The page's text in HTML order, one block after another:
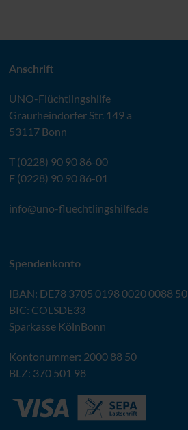
Anschrift
UNO-Flüchtlingshilfe
Graurheindorfer Str. 149 a
53117 Bonn
T (0228) 90 90 86-00
F (0228) 90 90 86-01
info@uno-fluechtlingshilfe.de
Spendenkonto
IBAN: DE78 3705 0198 0020 0088 50
BIC: COLSDE33
Sparkasse KölnBonn
Kontonummer: 2000 88 50
BLZ: 370 501 98